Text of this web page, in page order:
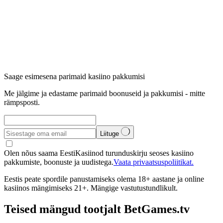
Saage esimesena parimaid kasiino pakkumisi
Me jälgime ja edastame parimaid boonuseid ja pakkumisi - mitte
rämpsposti.
Liituge
Olen nõus saama EestiKasiinod turunduskirju seoses kasiino
pakkumiste, boonuste ja uudistega.Vaata privaatsuspoliitikat.
Eestis peate spordile panustamiseks olema 18+ aastane ja online
kasiinos mängimiseks 21+. Mängige vastutustundlikult.
Teised mängud tootjalt BetGames.tv